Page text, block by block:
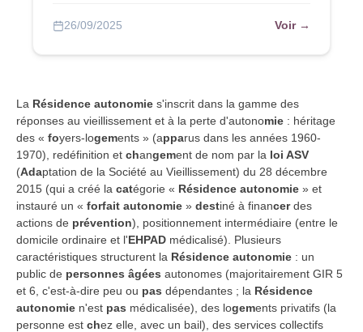
26/09/2025 Voir →
La Résidence autonomie s'inscrit dans la gamme des
réponses au vieillissement et à la perte d'autonomie : héritage
des « foyers-logements » (apparus dans les années 1960-
1970), redéfinition et changement de nom par la loi ASV
(Adaptation de la Société au Vieillissement) du 28 décembre
2015 (qui a créé la catégorie « Résidence autonomie » et
instauré un « forfait autonomie » destiné à financerdes
actions de prévention), positionnement intermédiaire (entre le
domicile ordinaire et l'EHPAD médicalisé). Plusieurs
caractéristiques structurent la Résidence autonomie : un
public de personnes âgées autonomes (majoritairement GIR 5
et 6, c'est-à-dire peu ou pas dépendantes ; la Résidence
autonomie n'est pas médicalisée), des logements privatifs (la
personne est chez elle, avec un bail), des services collectifs